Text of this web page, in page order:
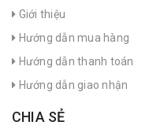
Giới thiệu
Hướng dẫn mua hàng
Hướng dẫn thanh toán
Hướng dẫn giao nhận
CHIA SẺ